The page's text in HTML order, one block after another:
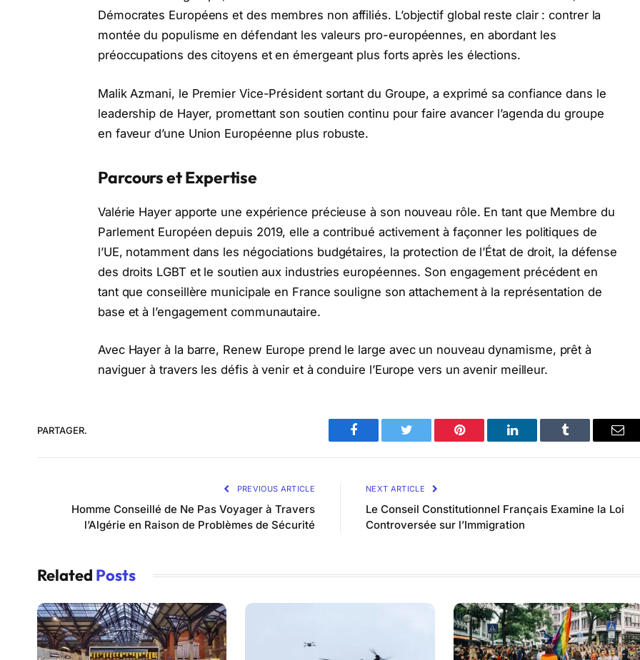
Démocrates Européens et des membres non affiliés. L’objectif global reste clair : contrer la
montée du populisme en défendant les valeurs pro-européennes, en abordant les
préoccupations des citoyens et en émergeant plus forts après les élections.
Malik Azmani, le Premier Vice-Président sortant du Groupe, a exprimé sa confiance dans le
leadership de Hayer, promettant son soutien continu pour faire avancer l’agenda du groupe
en faveur d’une Union Européenne plus robuste.
Parcours et Expertise
Valérie Hayer apporte une expérience précieuse à son nouveau rôle. En tant que Membre du
Parlement Européen depuis 2019, elle a contribué activement à façonner les politiques de
l’UE, notamment dans les négociations budgétaires, la protection de l’État de droit, la défense
des droits LGBT et le soutien aux industries européennes. Son engagement précédent en
tant que conseillère municipale en France souligne son attachement à la représentation de
base et à l’engagement communautaire.
Avec Hayer à la barre, Renew Europe prend le large avec un nouveau dynamisme, prêt à
naviguer à travers les défis à venir et à conduire l’Europe vers un avenir meilleur.
PARTAGER.
Facebook Twitter Pinterest LinkedIn Tumblr
PREVIOUS ARTICLE
Homme Conseillé de Ne Pas Voyager à Travers
l’Algérie en Raison de Problèmes de Sécurité
NEXT ARTICLE
Le Conseil Constitutionnel Français Examine la Loi
Controversée sur l’Immigration
Related Posts